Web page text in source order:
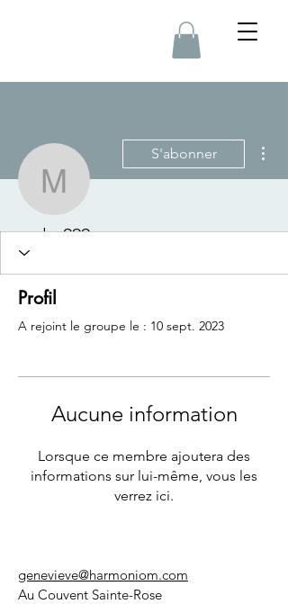
maler999
S'abonner
maler999
Profil
A rejoint le groupe le : 10 sept. 2023
Aucune information
Lorsque ce membre ajoutera des
informations sur lui-même, vous les
verrez ici.
genevieve@harmoniom.com
Au Couvent Sainte-Rose